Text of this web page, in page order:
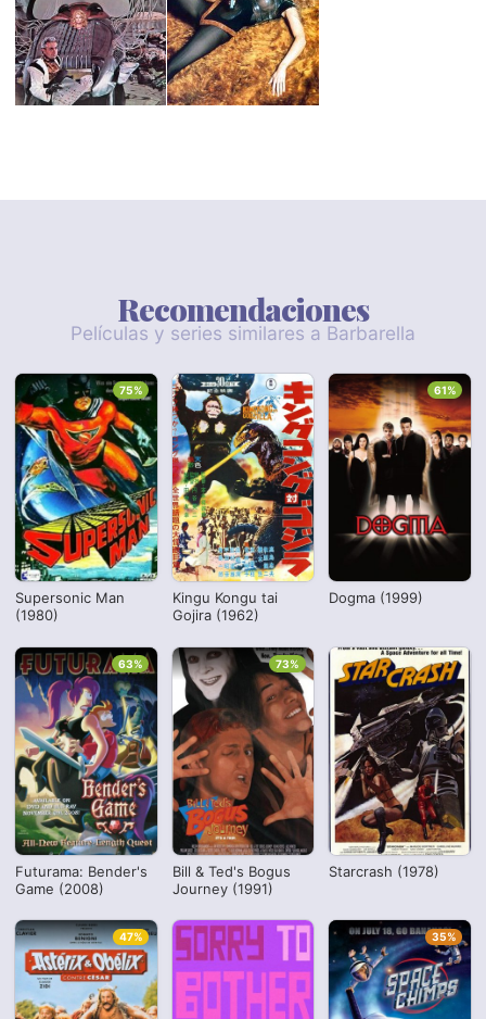
Recomendaciones
Películas y series similares a Barbarella
Supersonic Man
(1980)
75%
Kingu Kongu tai
Gojira (1962)
Dogma (1999)
61%
Futurama: Bender's
Game (2008)
63%
Bill & Ted's Bogus
Journey (1991)
73%
Starcrash (1978)
47% 35%